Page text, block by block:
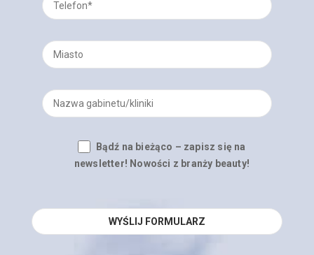
Bądź na bieżąco – zapisz się na
newsletter! Nowości z branży beauty!